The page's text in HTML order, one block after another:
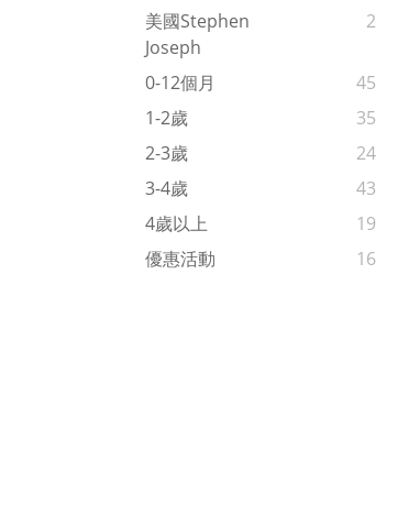
美國Stephen
Joseph
2
0-12個月
45
1-2歲
35
2-3歲
24
3-4歲
43
4歲以上
19
優惠活動
16